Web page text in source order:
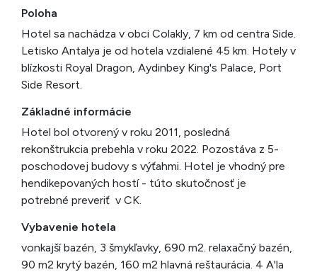
Poloha
Hotel sa nachádza v obci Colakly, 7 km od centra Side.
Letisko Antalya je od hotela vzdialené 45 km. Hotely v
blízkosti Royal Dragon, Aydinbey King's Palace, Port
Side Resort.
Základné informácie
Hotel bol otvorený v roku 2011, posledná
rekonštrukcia prebehla v roku 2022. Pozostáva z 5-
poschodovej budovy s výťahmi. Hotel je vhodný pre
hendikepovaných hostí - túto skutočnosť je
potrebné preveriť v CK.
Vybavenie hotela
vonkajší bazén, 3 šmykľavky, 690 m2. relaxačný bazén,
90 m2 krytý bazén, 160 m2 hlavná reštaurácia. 4 A'la